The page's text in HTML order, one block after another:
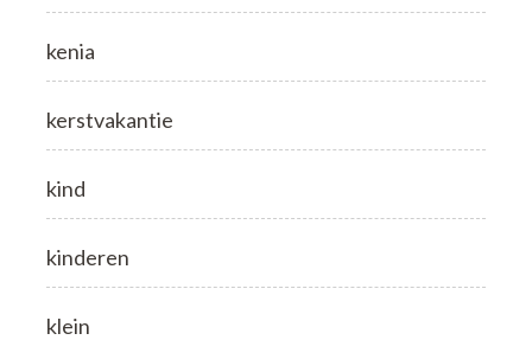
kenia
kerstvakantie
kind
kinderen
klein